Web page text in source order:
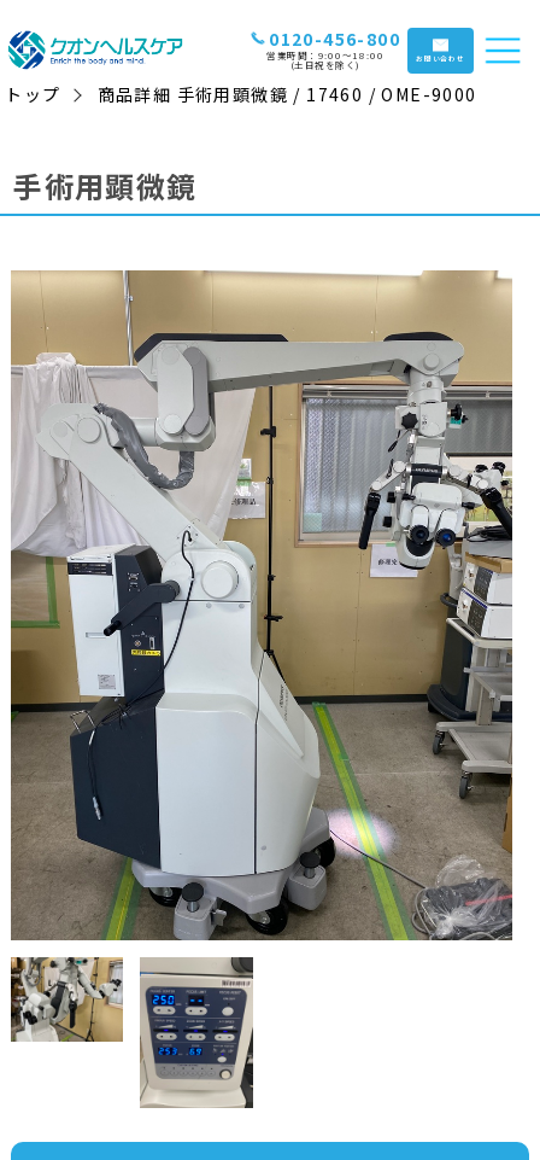
0120-456-800
営業時間：9:00〜18:00
(土日祝を除く) お問い合わせ
トップ 商品詳細 手術用顕微鏡 / 17460 / OME-9000
手術用顕微鏡